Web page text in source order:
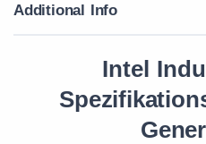
Additional Info
Intel